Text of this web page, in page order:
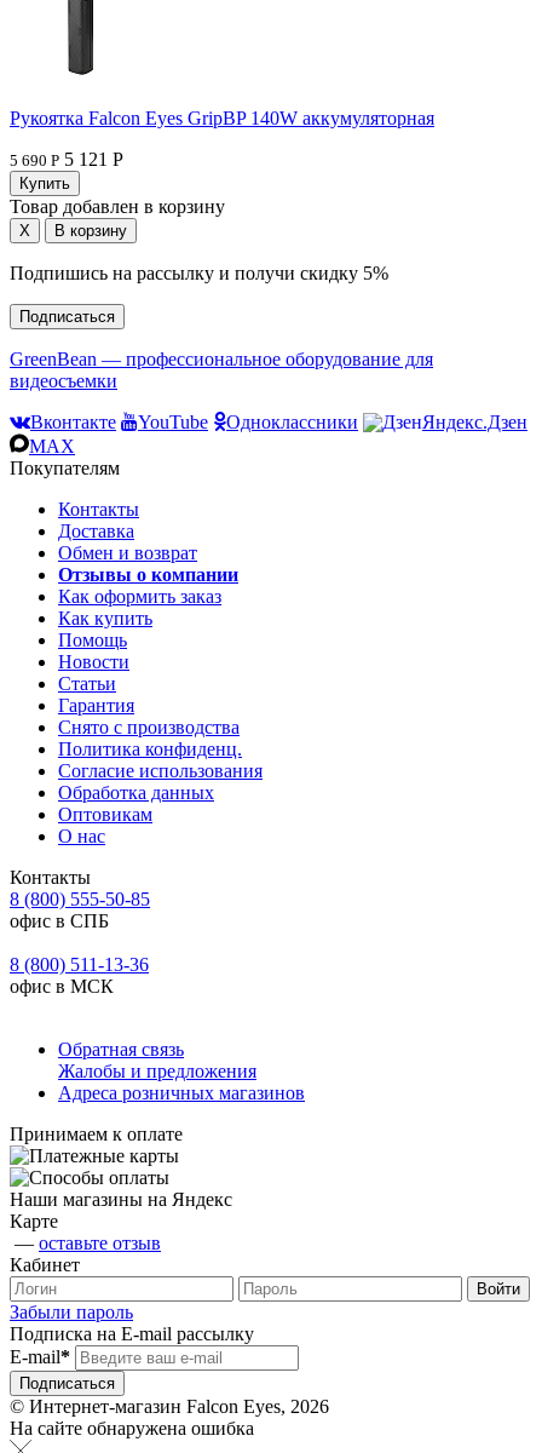
Рукоятка Falcon Eyes GripBP 140W аккумуляторная
5 690 Р 5 121 Р
Товар добавлен в корзину
Подпишись на рассылку и получи скидку 5%
Подписаться
GreenBean — профессиональное оборудование для
видеосъемки
Вконтакте
YouTube Одноклассники
Яндекс.Дзен
MAX
Покупателям
Контакты
Доставка
Обмен и возврат
Отзывы о компании
Как оформить заказ
Как купить
Помощь
Новости
Статьи
Гарантия
Снято с производства
Политика конфиденц.
Согласие использования
Обработка данных
Оптовикам
О нас
Контакты
8 (800) 555-50-85
офис в СПБ
8 (800) 511-13-36
офис в МСК
Обратная связь
Жалобы и предложения
Адреса розничных магазинов
Принимаем к оплате
Наши магазины на Яндекс
Карте
— оставьте отзыв
Кабинет
Забыли пароль
Подписка на E-mail рассылку
E-mail*
© Интернет-магазин Falcon Eyes, 2026
На сайте обнаружена ошибка